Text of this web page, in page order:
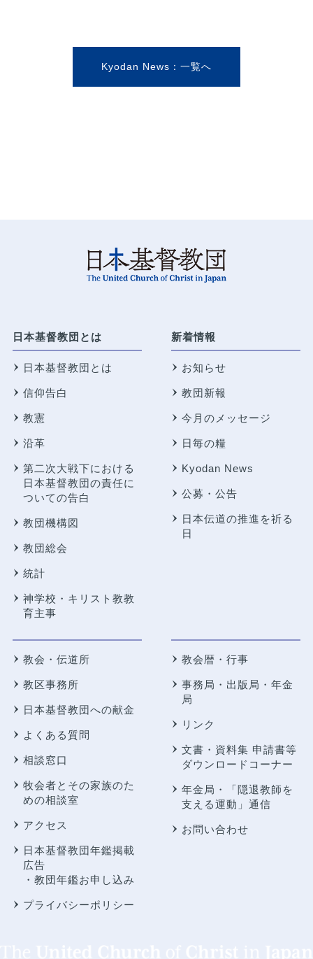
Kyodan News
日本基督教団とは
日本基督教団とは
信仰告白
教憲
沿革
第二次大戦下における
日本基督教団の責任に
ついての告白
教団機構図
教団総会
統計
神学校・キリスト教教
育主事
新着情報
お知らせ
教団新報
今月のメッセージ
日毎の糧
Kyodan News
公募・公告
日本伝道の推進を祈る
日
教会・伝道所
教区事務所
日本基督教団への献金
よくある質問
相談窓口
牧会者とその家族のた
めの相談室
アクセス
日本基督教団年鑑掲載
広告
・教団年鑑お申し込み
プライバシーポリシー
教会暦・行事
事務局・出版局・年金
局
リンク
文書・資料集 申請書等
ダウンロードコーナー
年金局・
「隠退教師を
支える運動」通信
お問い合わせ